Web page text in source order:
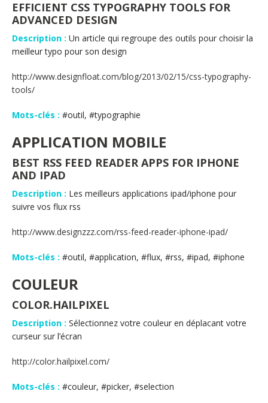
EFFICIENT CSS TYPOGRAPHY TOOLS FOR
ADVANCED DESIGN
Description : Un article qui regroupe des outils pour choisir la
meilleur typo pour son design
http://www.designfloat.com/blog/2013/02/15/css-typography-
tools/
Mots-clés : #outil, #typographie
APPLICATION MOBILE
BEST RSS FEED READER APPS FOR IPHONE
AND IPAD
Description : Les meilleurs applications ipad/iphone pour
suivre vos flux rss
http://www.designzzz.com/rss-feed-reader-iphone-ipad/
Mots-clés : #outil, #application, #flux, #rss, #ipad, #iphone
COULEUR
COLOR.HAILPIXEL
Description : Sélectionnez votre couleur en déplacant votre
curseur sur l’écran
http://color.hailpixel.com/
Mots-clés : #couleur, #picker, #selection